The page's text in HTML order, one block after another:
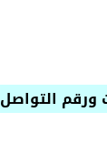
التواصل